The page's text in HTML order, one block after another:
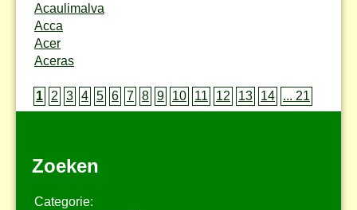
Acaulimalva
Acca
Acer
Aceras
1 2 3 4 5 6 7 8 9 10 11 12 13 14 ... 21
Zoeken
Categorie: